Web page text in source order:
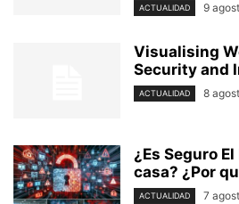
ACTUALIDAD 9
Visualising
Security and
ACTUALIDAD 8
¿Es Seguro
casa? ⁢¿Por
ACTUALIDAD 7